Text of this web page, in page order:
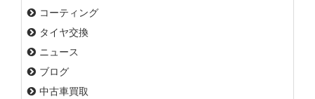
コーティング
タイヤ交換
ニュース
ブログ
中古車買取